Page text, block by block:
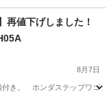
再値下げしました！
8月7日
き。 ホンダステップワゴ